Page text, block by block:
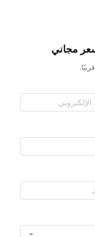
مجاني